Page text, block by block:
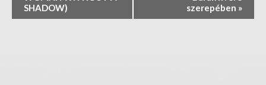
t
SHADOW)
szerepében »